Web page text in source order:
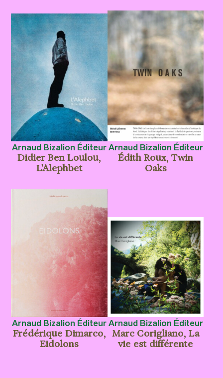
Arnaud Bizalion Éditeur
Didier Ben Loulou,
L'Alephbet
Arnaud Bizalion Éditeur
Édith Roux, Twin
Oaks
Arnaud Bizalion Éditeur
Frédérique Dimarco,
Eidolons
Arnaud Bizalion Éditeur
Marc Corigliano, La
vie est différente